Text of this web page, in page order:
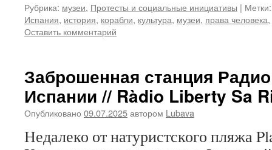
Рубрика: музеи, Протесты и социальные инициативы | Метки:
Испания, история, корабли, культура, музеи, права человека,
Оставить комментарий
Заброшенная станция
Испании // Ràdio Liberty Sa
Опубликовано 09.07.2025автором Lubava
Недалеко от натуристского пляжа